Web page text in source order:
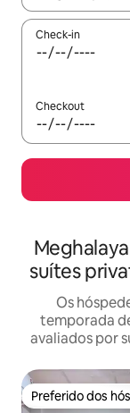
Check-in
Checkout
suítes
Os
temporada
avaliados por
Preferido dos
Preferido dos